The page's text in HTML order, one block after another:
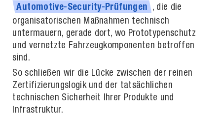
Automotive-Security-Prüfungen
, die die
organisatorischen Maßnahmen technisch
untermauern, gerade dort, wo Prototypenschutz
und vernetzte Fahrzeugkomponenten betroffen
sind.
So schließen wir die Lücke zwischen der reinen
Zertifizierungslogik und der tatsächlichen
technischen Sicherheit Ihrer Produkte und
Infrastruktur.